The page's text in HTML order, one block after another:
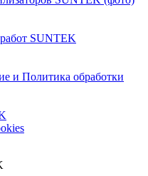
SUNTEK
и Политика обработки